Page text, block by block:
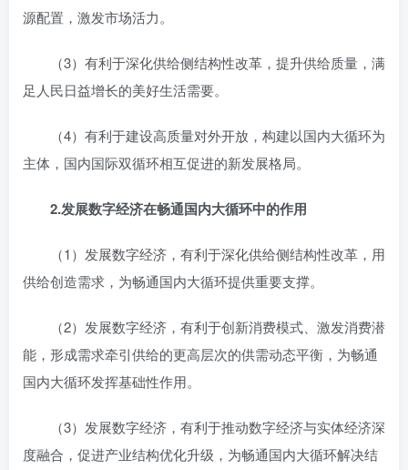
源配置，激发市场活力。
（3）有利于深化供给侧结构性改革，提升供给质量，满
足人民日益增长的美好生活需要。
（4）有利于建设高质量对外开放，构建以国内大循环为
主体，国内国际双循环相互促进的新发展格局。
2.发展数字经济在畅通国内大循环中的作用
（1）发展数字经济，有利于深化供给侧结构性改革，用
供给创造需求，为畅通国内大循环提供重要支撑。
（2）发展数字经济，有利于创新消费模式、激发消费潜
能，形成需求牵引供给的更高层次的供需动态平衡，为畅通
国内大循环发挥基础性作用。
（3）发展数字经济，有利于推动数字经济与实体经济深
度融合，促进产业结构优化升级，为畅通国内大循环解决结